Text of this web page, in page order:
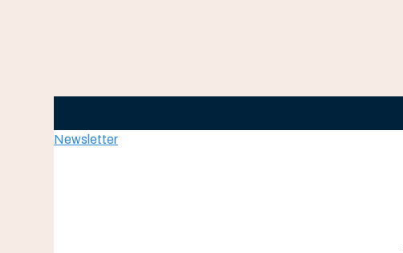
Newsletter